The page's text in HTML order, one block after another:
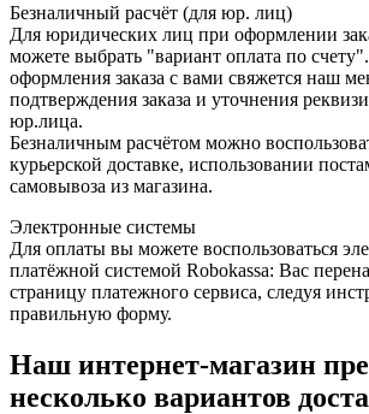
Безналичный расчёт (для юр. лиц)
Для юридических лиц при оформлении
можете выбрать "вариант оплата по
оформления заказа с вами свяжется наш
подтверждения заказа и уточнения
юр.лица.
Безналичным расчётом можно
курьерской доставке, использовании
самовывоза из магазина.
Электронные системы
Для оплаты вы можете воспользоваться
платёжной системой Robokassa: Вас
страницу платежного сервиса, следуя
правильную форму.
Наш интернет-магазин
несколько вариантов